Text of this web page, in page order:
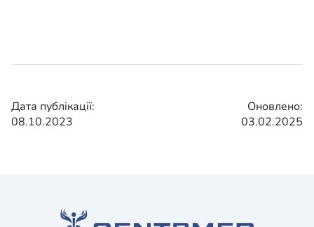
Дата публікації:
08.10.2023
Оновлено:
03.02.2025